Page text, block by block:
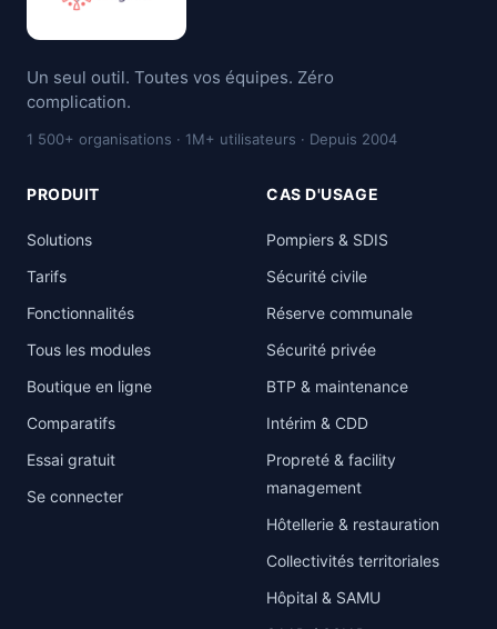
Un seul outil. Toutes vos équipes. Zéro
complication.
1 500+ organisations · 1M+ utilisateurs · Depuis 2004
PRODUIT
Solutions
Tarifs
Fonctionnalités
Tous les modules
Boutique en ligne
Comparatifs
Essai gratuit
Se connecter
CAS D'USAGE
Pompiers & SDIS
Sécurité civile
Réserve communale
Sécurité privée
BTP & maintenance
Intérim & CDD
Propreté & facility
management
Hôtellerie & restauration
Collectivités territoriales
Hôpital & SAMU